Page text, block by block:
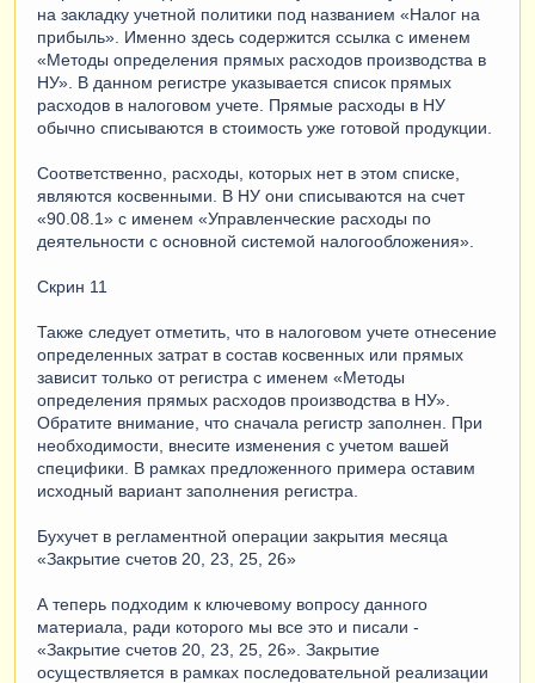
на закладку учетной политики под названием «Налог на
прибыль». Именно здесь содержится ссылка с именем
«Методы определения прямых расходов производства в
НУ». В данном регистре указывается список прямых
расходов в налоговом учете. Прямые расходы в НУ
обычно списываются в стоимость уже готовой продукции.
Соответственно, расходы, которых нет в этом списке,
являются косвенными. В НУ они списываются на счет
«90.08.1» с именем «Управленческие расходы по
деятельности с основной системой налогообложения».
Скрин 11
Также следует отметить, что в налоговом учете отнесение
определенных затрат в состав косвенных или прямых
зависит только от регистра с именем «Методы
определения прямых расходов производства в НУ».
Обратите внимание, что сначала регистр заполнен. При
необходимости, внесите изменения с учетом вашей
специфики. В рамках предложенного примера оставим
исходный вариант заполнения регистра.
Бухучет в регламентной операции закрытия месяца
«Закрытие счетов 20, 23, 25, 26»
А теперь подходим к ключевому вопросу данного
материала, ради которого мы все это и писали -
«Закрытие счетов 20, 23, 25, 26». Закрытие
осуществляется в рамках последовательной реализации